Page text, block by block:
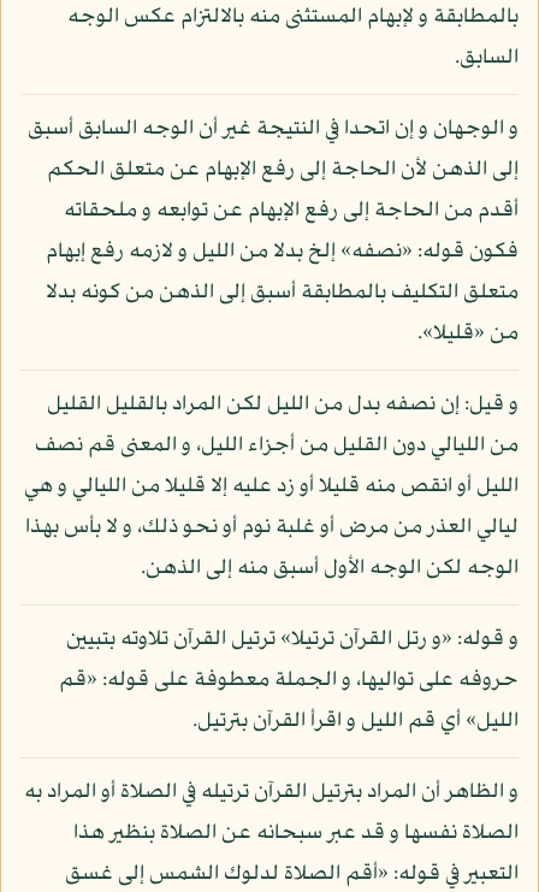
بالمطابقة و لإبهام المستثنى منه بالالتزام عكس الوجه
السابق.
و الوجهان و إن اتحدا في النتيجة غير أن الوجه السابق أسبق
إلى الذهن لأن الحاجة إلى رفع الإبهام عن متعلق الحكم
أقدم من الحاجة إلى رفع الإبهام عن توابعه و ملحقاته
فكون قوله: «نصفه» إلخ بدلا من الليل و لازمه رفع إبهام
متعلق التكليف بالمطابقة أسبق إلى الذهن من كونه بدلا
من «قليلا».
و قيل: إن نصفه بدل من الليل لكن المراد بالقليل القليل
من الليالي دون القليل من أجزاء الليل، و المعنى قم نصف
الليل أو انقص منه قليلا أو زد عليه إلا قليلا من الليالي و هي
ليالي العذر من مرض أو غلبة نوم أو نحو ذلك، و لا بأس بهذا
الوجه لكن الوجه الأول أسبق منه إلى الذهن.
و قوله: «و رتل القرآن ترتيلا» ترتيل القرآن تلاوته بتبيين
حروفه على تواليها، و الجملة معطوفة على قوله: «قم
الليل» أي قم الليل و اقرأ القرآن بترتيل.
و الظاهر أن المراد بترتيل القرآن ترتيله في الصلاة أو المراد به
الصلاة نفسها و قد عبر سبحانه عن الصلاة بنظير هذا
التعبير في قوله: «أقم الصلاة لدلوك الشمس إلى غسق